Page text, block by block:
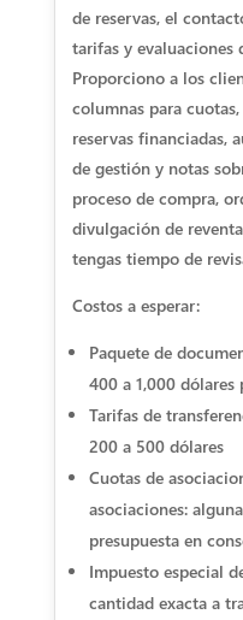
de reservas, el
tarifas y evaluaciones
Proporciono a los
columnas para
reservas financiadas,
de gestión y notas
proceso de compra,
divulgación de
tengas tiempo de
Costos a esperar:
Paquete de
400 a 1,000 dólares
Tarifas de
200 a 500 dólares
Cuotas de
asociaciones:
presupuesta en
Impuesto especial
cantidad exacta a